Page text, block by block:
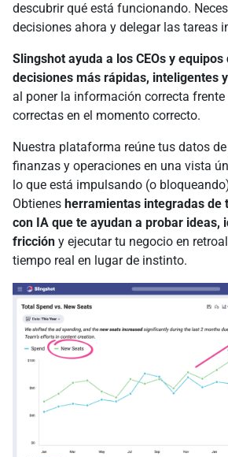
descubrir qué está funcionando.
decisiones ahora y delegar las tareas
Slingshot ayuda a los CEOs y
decisiones más rápidas, inteligentes
al poner la información correcta
correctas en el momento correcto.
Nuestra plataforma reúne tus datos
finanzas y operaciones en una vista
lo que está impulsando (o
Obtienes herramientas integradas de
con IA que te ayudan a probar ideas,
fricción y ejecutar tu negocio en
tiempo real en lugar de instinto.